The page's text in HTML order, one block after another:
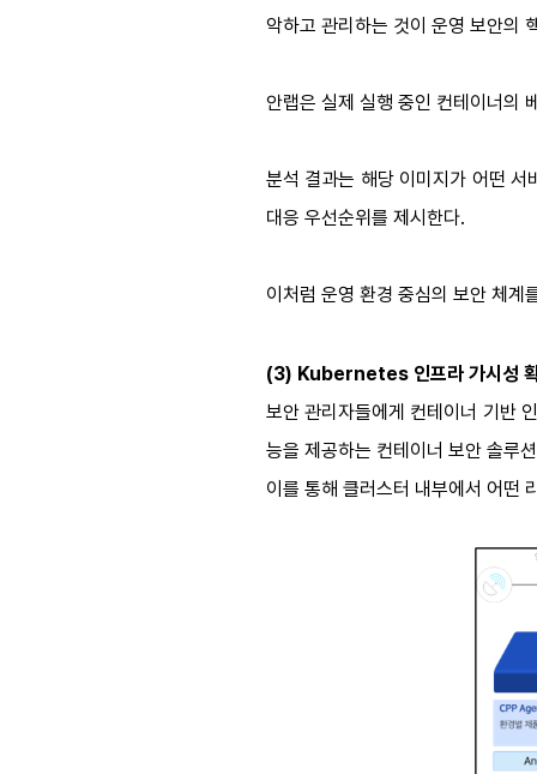
악하고 관리하는 것이 운영 보안의
안랩은 실제 실행 중인 컨테이너의
분석 결과는 해당 이미지가 어떤 서
대응 우선순위를 제시한다.
이처럼 운영 환경 중심의 보안 체계
(3) Kubernetes 인프라 가시성
보안 관리자들에게 컨테이너 기반
능을 제공하는 컨테이너 보안 솔루
이를 통해 클러스터 내부에서 어떤